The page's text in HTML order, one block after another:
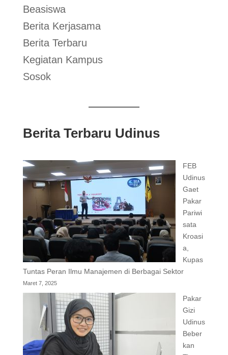
Beasiswa
Berita Kerjasama
Berita Terbaru
Kegiatan Kampus
Sosok
Berita Terbaru Udinus
FEB
Udinus
Gaet
Pakar
Pariwi
sata
Kroasi
a,
Kupas
Tuntas Peran Ilmu Manajemen di Berbagai Sektor
Maret 7, 2025
Pakar
Gizi
Udinus
Beber
kan